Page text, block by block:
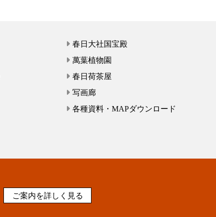
春日大社国宝殿
萬葉植物園
春日荷茶屋
写画廊
各種資料・MAPダウンロード
ご案内を詳しく見る